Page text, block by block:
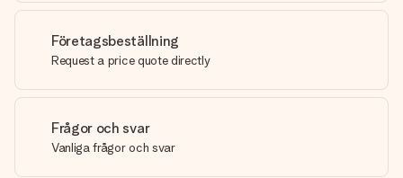
Företagsbeställning
Request a price quote directly
Frågor och svar
Vanliga frågor och svar